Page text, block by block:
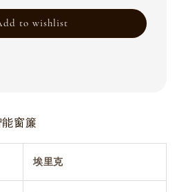
to wishlist
窗簾
埃里克